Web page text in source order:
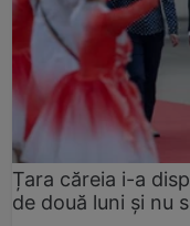
Țara căreia i-a
de două luni și nu